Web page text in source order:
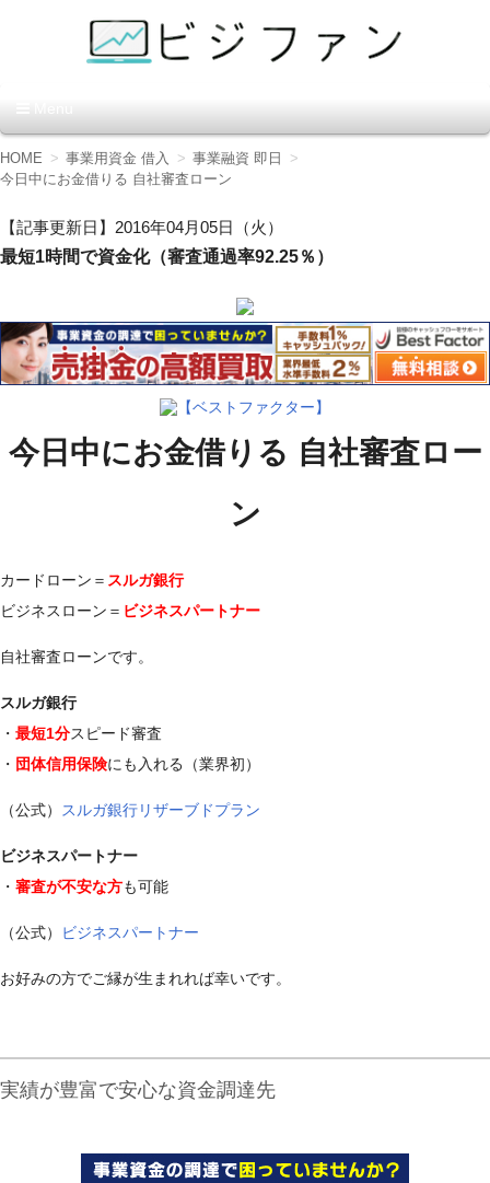
ン】
コ
ン
ン
ツ
へ
HOME 事業用資金 借入
事業融資 即日
今日中にお金借りる 自社審査ローン
【記事更新日】2016年04月05日（火）
最短1時間で資金化（審査通過率92.25％）
【ベストファクター】
今日中にお金借りる 自社審査ロー
ン
カードローン＝ スルガ銀行
ビジネスローン＝ ビジネスパートナー
自社審査ローンです。
スルガ銀行
・ 最短1分スピード審査
・ 団体信用保険にも入れる（業界初）
（公式） スルガ銀行リザーブドプラン
ビジネスパートナー
・ 審査が不安な方も可能
（公式） ビジネスパートナー
お好みの方でご縁が生まれれば幸いです。
実績が豊富で安心な資金調達先